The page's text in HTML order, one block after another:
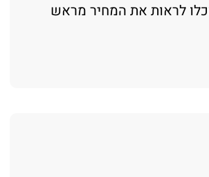
לראות את המחיר מראש